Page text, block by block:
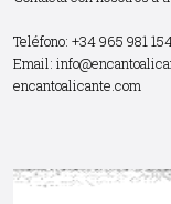
Teléfono: +34 965 981
Email:
encantoalicante.com